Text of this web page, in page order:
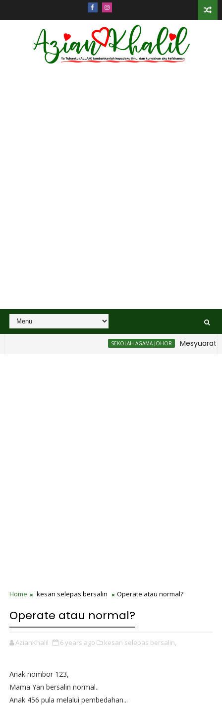
SEKOLAH AGAMA JOHOR Mesyuarat
Home kesan selepas bersalin Operate atau normal?
Operate atau normal?
AzianKhalil 6 years ago kesan selepas bersalin,
Anak nombor 123,
Mama Yan bersalin normal..
Anak 456 pula melalui pembedahan...